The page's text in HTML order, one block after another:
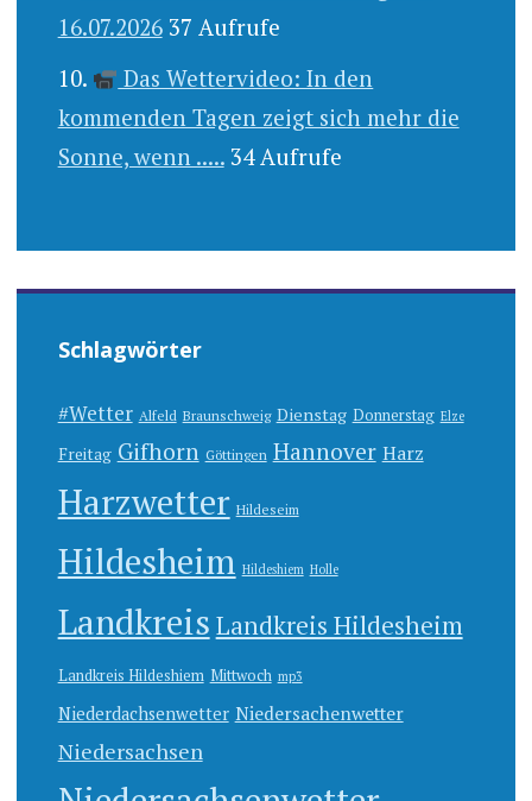
16.07.2026 37 Aufrufe
Das Wettervideo: In den
kommenden Tagen zeigt sich mehr die
Sonne, wenn ..... 34 Aufrufe
Schlagwörter
#Wetter Alfeld Braunschweig Dienstag Donnerstag Elze
Freitag Gifhorn Göttingen Hannover Harz
Harzwetter Hildeseim
Hildesheim Hildeshiem Holle
Landkreis Landkreis Hildesheim
Landkreis Hildeshiem Mittwoch mp3
Niederdachsenwetter Niedersachenwetter
Niedersachsen